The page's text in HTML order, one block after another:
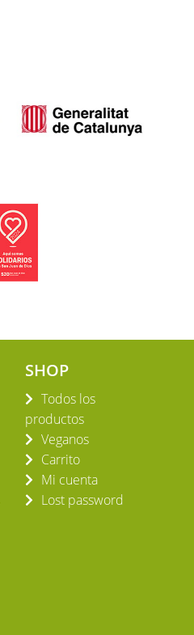
SHOP
Todos los
productos
Veganos
Carrito
Mi cuenta
Lost password